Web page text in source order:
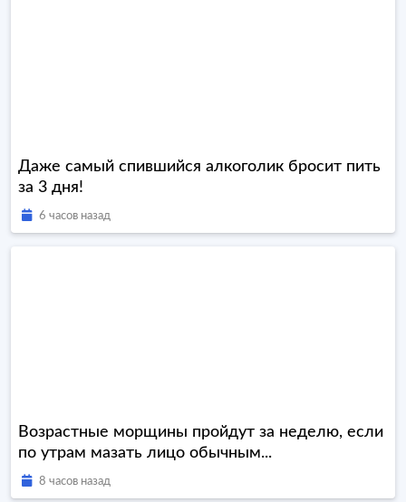
Даже самый спившийся алкоголик бросит пить
за 3 дня!
6 часов назад
Возрастные морщины пройдут за неделю, если
по утрам мазать лицо обычным...
8 часов назад